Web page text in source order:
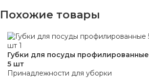
Похожие товары
Губки для посуды профилированные
5 шт
Принадлежности для уборки